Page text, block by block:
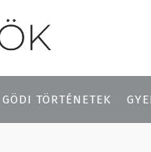
GÖDI TÖRTÉNETEK